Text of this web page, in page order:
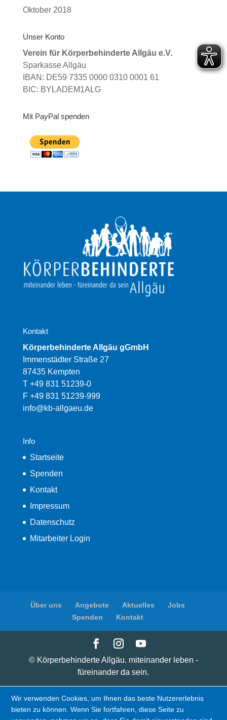
Oktober 2018
Unser Konto
Verein für Körperbehinderte Allgäu e.V.
Sparkasse Allgäu
IBAN: DE59 7335 0000 0310 0001 61
BIC: BYLADEM1ALG
Mit PayPal spenden
Kontakt
Körperbehinderte Allgäu gGmbH
Immenstädter Straße 27
87435 Kempten
T +49 831 51239-0
F +49 831 51239-999
info@kb-allgaeu.de
Info
Startseite
Spenden
Kontakt
Impressum
Datenschutz
Mitarbeiter Login
Über uns Angebote Aktuelles
Jobs
Spenden
Kontakt
© Körperbehinderte Allgäu. miteinander leben -
füreinander da sein.
Wir verwenden Cookies, um Ihnen das beste Nutzererlebnis
bieten zu können. Wenn Sie fortfahren, diese Seite zu